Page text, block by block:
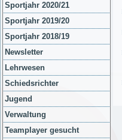
Sportjahr 2020/21
Sportjahr 2019/20
Sportjahr 2018/19
Newsletter
Lehrwesen
Schiedsrichter
Jugend
Verwaltung
Teamplayer gesucht